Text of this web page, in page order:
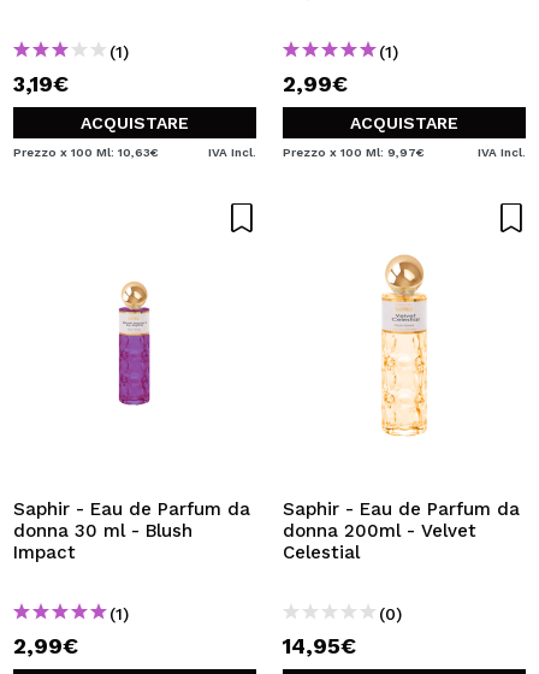
(1)
3,19€
ACQUISTARE
Prezzo x 100 Ml: 10,63€ IVA Incl.
(1)
2,99€
ACQUISTARE
Prezzo x 100 Ml: 9,97€ IVA Incl.
Saphir - Eau de Parfum da
donna 30 ml - Blush
Impact
(1)
2,99€
Saphir - Eau de Parfum da
donna 200ml - Velvet
Celestial
(0)
14,95€